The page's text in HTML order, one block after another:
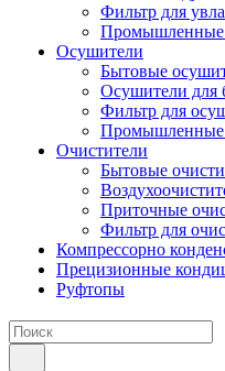
Фильтр для
Промышленные
Осушители
Бытовые
Осушители для
Фильтр для
Промышленные
Очистители
Бытовые
Приточные
Фильтр для
Компрессорно
Прецизионные
Руфтопы